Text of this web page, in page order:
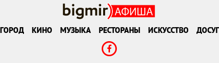
ГОРОД КИНО МУЗЫКА РЕСТОРАНЫ ИСКУССТВО ДОСУГ